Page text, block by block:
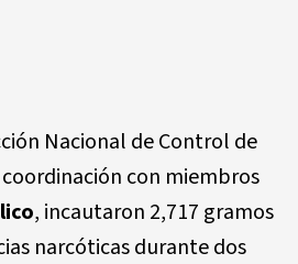
Nacional de Control de
coordinación con miembros
, incautaron 2,717 gramos
narcóticas durante dos